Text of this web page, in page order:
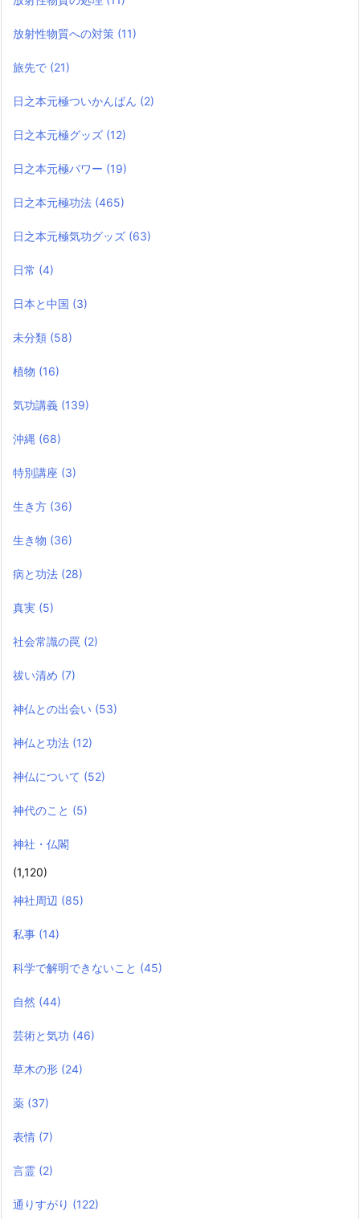
放射性物質への対策 (11)
旅先で (21)
日之本元極ついかんばん (2)
日之本元極グッズ (12)
日之本元極パワー (19)
日之本元極功法 (465)
日之本元極気功グッズ (63)
日常 (4)
日本と中国 (3)
未分類 (58)
植物 (16)
気功講義 (139)
沖縄 (68)
特別講座 (3)
生き方 (36)
生き物 (36)
病と功法 (28)
真実 (5)
社会常識の罠 (2)
祓い清め (7)
神仏との出会い (53)
神仏と功法 (12)
神仏について (52)
神代のこと (5)
神社・仏閣
(1,120)
神社周辺 (85)
私事 (14)
科学で解明できないこと (45)
自然 (44)
芸術と気功 (46)
草木の形 (24)
薬 (37)
表情 (7)
言霊 (2)
通りすがり (122)